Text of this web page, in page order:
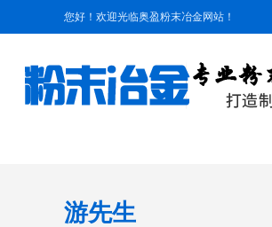
您好！欢迎光临奥盈粉末冶金网站！
游先生